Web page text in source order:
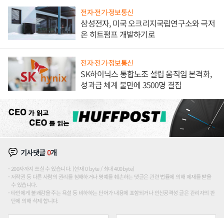
전자·전기·정보통신
삼성전자, 미국 오크리지국립연구소와 극저
온 히트펌프 개발하기로
전자·전기·정보통신
SK하이닉스 통합노조 설립 움직임 본격화,
성과급 체계 불만에 3500명 결집
기사댓글0개
200자까지 쓰실 수 있습니다. (현재 0 byte / 최대 400byte)
저작권 등 다른 사람의 권리를 침해하거나 명예를 훼손하는 댓글은 관련 법률에 의해 제재를 받을
수 있습니다.
타인에게 불쾌감을 주는 욕설 등 비하하는 단어가 내용에 포함되거나 인신공격성 글은 관리자의 판
단에 의해 삭제 합니다.